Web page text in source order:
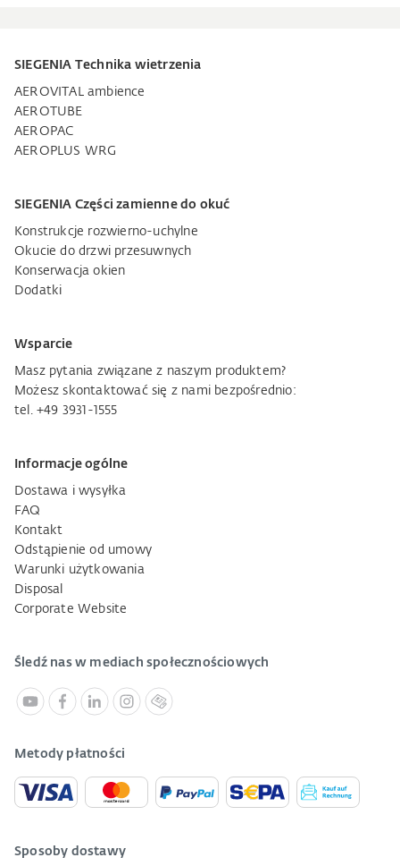
SIEGENIA Technika wietrzenia
AEROVITAL ambience
AEROTUBE
AEROPAC
AEROPLUS WRG
SIEGENIA Części zamienne do okuć
Konstrukcje rozwierno-uchylne
Okucie do drzwi przesuwnych
Konserwacja okien
Dodatki
Wsparcie
Masz pytania związane z naszym produktem?
Możesz skontaktować się z nami bezpośrednio:
tel. +49 3931-1555
Informacje ogólne
Dostawa i wysyłka
FAQ
Kontakt
Odstąpienie od umowy
Warunki użytkowania
Disposal
Corporate Website
Śledź nas w mediach społecznościowych
Metody płatności
Sposoby dostawy